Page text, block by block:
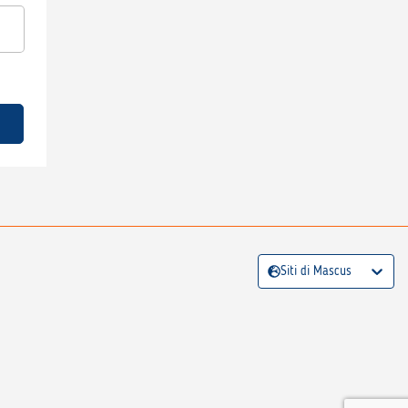
Siti di Mascus